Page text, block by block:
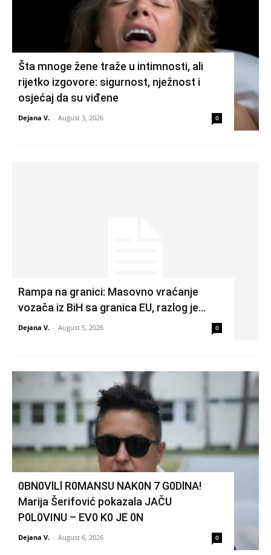
Šta mnoge žene traže u intimnosti, ali
rijetko izgovore: sigurnost, nježnost i
osjećaj da su viđene
Dejana V. - August 3, 2026 0
Rampa na granici: Masovno vraćanje
vozača iz BiH sa granica EU, razlog je…
Dejana V. - August 5, 2026 0
0BN0VlLl R0MANSU NAK0N 7 G0DlNA!
Marija Šerifović pokazala JAČU
P0L0VINU – EV0 K0 JE 0N
Dejana V. - August 6, 2026 0